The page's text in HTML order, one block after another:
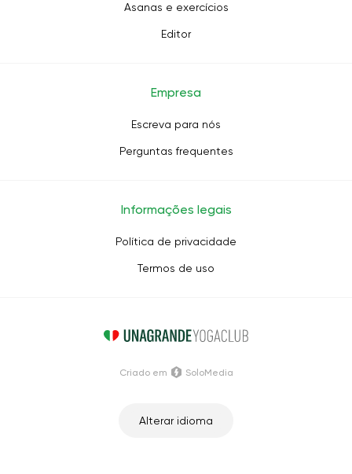
Asanas e exercícios
Editor
Empresa
Escreva para nós
Perguntas frequentes
Informações legais
Política de privacidade
Termos de uso
Alterar idioma
Criado em SoloMedia